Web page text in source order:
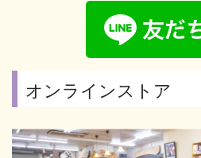
オンラインストア